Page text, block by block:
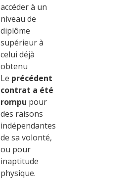
accéder à un
niveau de
diplôme
supérieur à
celui déjà
obtenu
Le précédent
contrat a été
rompu pour
des raisons
indépendantes
de sa volonté,
ou pour
inaptitude
physique.